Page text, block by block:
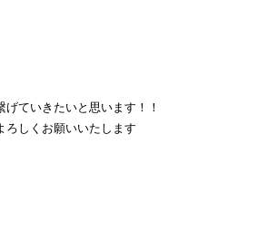
ていきたいと思います！！
ろしくお願いいたします